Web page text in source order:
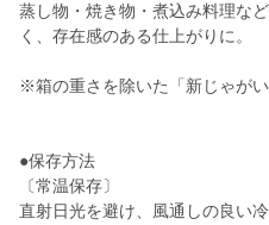
蒸し物・焼き物・煮込み料理な
く、存在感のある仕上がりに。
※箱の重さを除いた「新じゃが
●保存方法
〔常温保存〕
直射日光を避け、風通しの良い